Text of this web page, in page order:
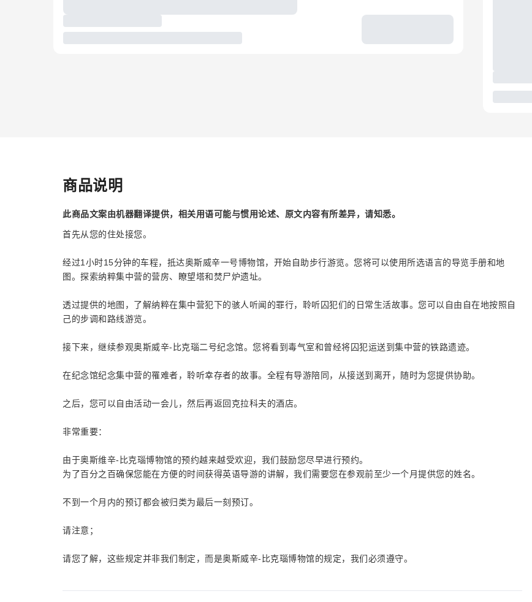
商品说明
此商品文案由机器翻译提供，相关用语可能与惯用论述、原文内容有所差异，请知悉。
首先从您的住处接您。
经过1小时15分钟的车程，抵达奥斯威辛一号博物馆，开始自助步行游览。您将可以使用所选语言的导览手册和地
图。探索纳粹集中营的营房、瞭望塔和焚尸炉遗址。
透过提供的地图，了解纳粹在集中营犯下的骇人听闻的罪行，聆听囚犯们的日常生活故事。您可以自由自在地按照自
己的步调和路线游览。
接下来，继续参观奥斯威辛-比克瑙二号纪念馆。您将看到毒气室和曾经将囚犯运送到集中营的铁路遗迹。
在纪念馆纪念集中营的罹难者，聆听幸存者的故事。全程有导游陪同，从接送到离开，随时为您提供协助。
之后，您可以自由活动一会儿，然后再返回克拉科夫的酒店。
非常重要：
由于奥斯维辛-比克瑙博物馆的预约越来越受欢迎，我们鼓励您尽早进行预约。
为了百分之百确保您能在方便的时间获得英语导游的讲解，我们需要您在参观前至少一个月提供您的姓名。
不到一个月内的预订都会被归类为最后一刻预订。
请注意；
请您了解，这些规定并非我们制定，而是奥斯威辛-比克瑙博物馆的规定，我们必须遵守。